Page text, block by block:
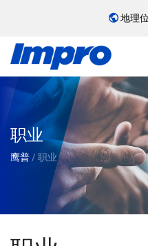
地理
职业
鹰普/ 职业